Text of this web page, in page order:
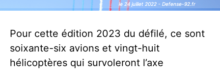
le 24 juillet 2022 - Defense-92.fr
le 24 juillet 2022 - Defense-92.fr
Pour cette édition 2023 du défilé, ce sont
soixante-six avions et vingt-huit
hélicoptères qui survoleront l’axe